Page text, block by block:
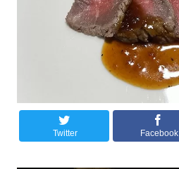
Twitter Facebook